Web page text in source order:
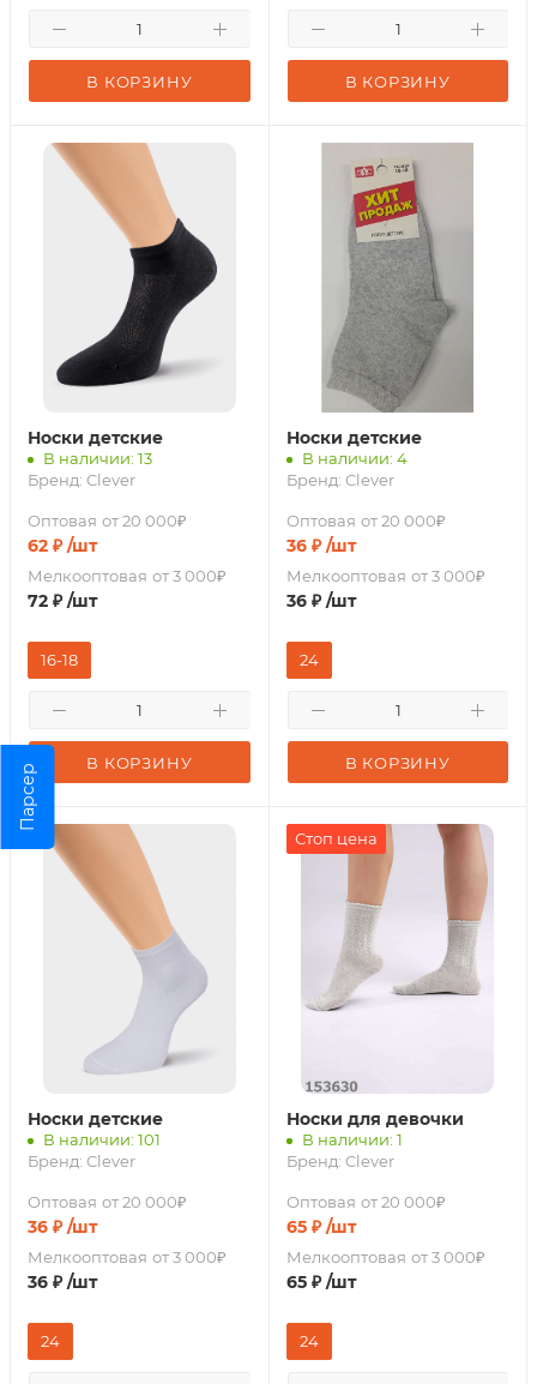
В КОРЗИНУ В КОРЗИНУ
Носки детские
В наличии: 13
Бренд: Clever
Оптовая от 20 000₽
62 ₽ /шт
Мелкооптовая от 3 000₽
72 ₽ /шт
В КОРЗИНУ
16-18
Носки детские
В наличии: 4
Бренд: Clever
Оптовая от 20 000₽
36₽ /шт
Мелкооптовая от 3 000₽
36₽ /шт
В КОРЗИНУ
24
Носки детские
В наличии: 101
Бренд: Clever
Оптовая от 20 000₽
36 ₽ /шт
Мелкооптовая от 3 000₽
36 ₽ /шт
24
Стоп цена
Носки для девочки
В наличии: 1
Бренд: Clever
Оптовая от 20 000₽
65₽ /шт
Мелкооптовая от 3 000₽
65₽ /шт
24
Парсер